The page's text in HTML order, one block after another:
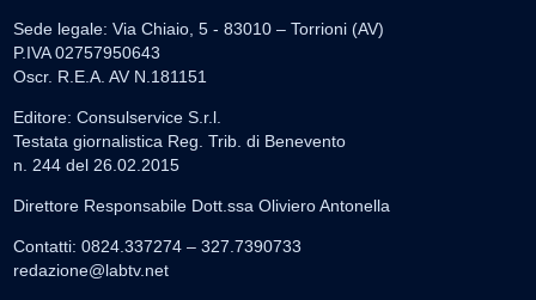
Sede legale: Via Chiaio, 5 - 83010 – Torrioni (AV)
P.IVA 02757950643
Oscr. R.E.A. AV N.181151
Editore: Consulservice S.r.l.
Testata giornalistica Reg. Trib. di Benevento
n. 244 del 26.02.2015
Direttore Responsabile Dott.ssa Oliviero Antonella
Contatti: 0824.337274 – 327.7390733
redazione@labtv.net